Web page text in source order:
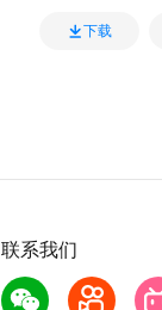
下载
联系我们